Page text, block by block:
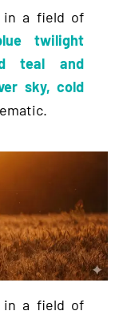
in a field of
twilight
teal and
sky, cold
in a field of